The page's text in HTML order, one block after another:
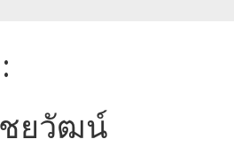
ยวัฒน์